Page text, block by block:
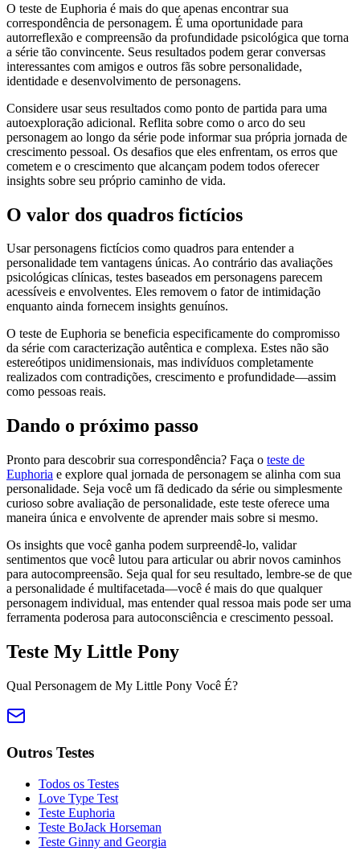
O teste de Euphoria é mais do que apenas encontrar sua
correspondência de personagem. É uma oportunidade para
autorreflexão e compreensão da profundidade psicológica que torna
a série tão convincente. Seus resultados podem gerar conversas
interessantes com amigos e outros fãs sobre personalidade,
identidade e desenvolvimento de personagens.
Considere usar seus resultados como ponto de partida para uma
autoexploração adicional. Reflita sobre como o arco do seu
personagem ao longo da série pode informar sua própria jornada de
crescimento pessoal. Os desafios que eles enfrentam, os erros que
cometem e o crescimento que alcançam podem todos oferecer
insights sobre seu próprio caminho de vida.
O valor dos quadros fictícios
Usar personagens fictícios como quadros para entender a
personalidade tem vantagens únicas. Ao contrário das avaliações
psicológicas clínicas, testes baseados em personagens parecem
acessíveis e envolventes. Eles removem o fator de intimidação
enquanto ainda fornecem insights genuínos.
O teste de Euphoria se beneficia especificamente do compromisso
da série com caracterização autêntica e complexa. Estes não são
estereótipos unidimensionais, mas indivíduos completamente
realizados com contradições, crescimento e profundidade—assim
como pessoas reais.
Dando o próximo passo
Pronto para descobrir sua correspondência? Faça o teste de
Euphoria e explore qual jornada de personagem se alinha com sua
personalidade. Seja você um fã dedicado da série ou simplesmente
curioso sobre avaliação de personalidade, este teste oferece uma
maneira única e envolvente de aprender mais sobre si mesmo.
Os insights que você ganha podem surpreendê-lo, validar
sentimentos que você lutou para articular ou abrir novos caminhos
para autocompreensão. Seja qual for seu resultado, lembre-se de que
a personalidade é multifacetada—você é mais do que qualquer
personagem individual, mas entender qual ressoa mais pode ser uma
ferramenta poderosa para autoconsciência e crescimento pessoal.
Teste My Little Pony
Qual Personagem de My Little Pony Você É?
Outros Testes
Todos os Testes
Love Type Test
Teste Euphoria
Teste BoJack Horseman
Teste Ginny and Georgia